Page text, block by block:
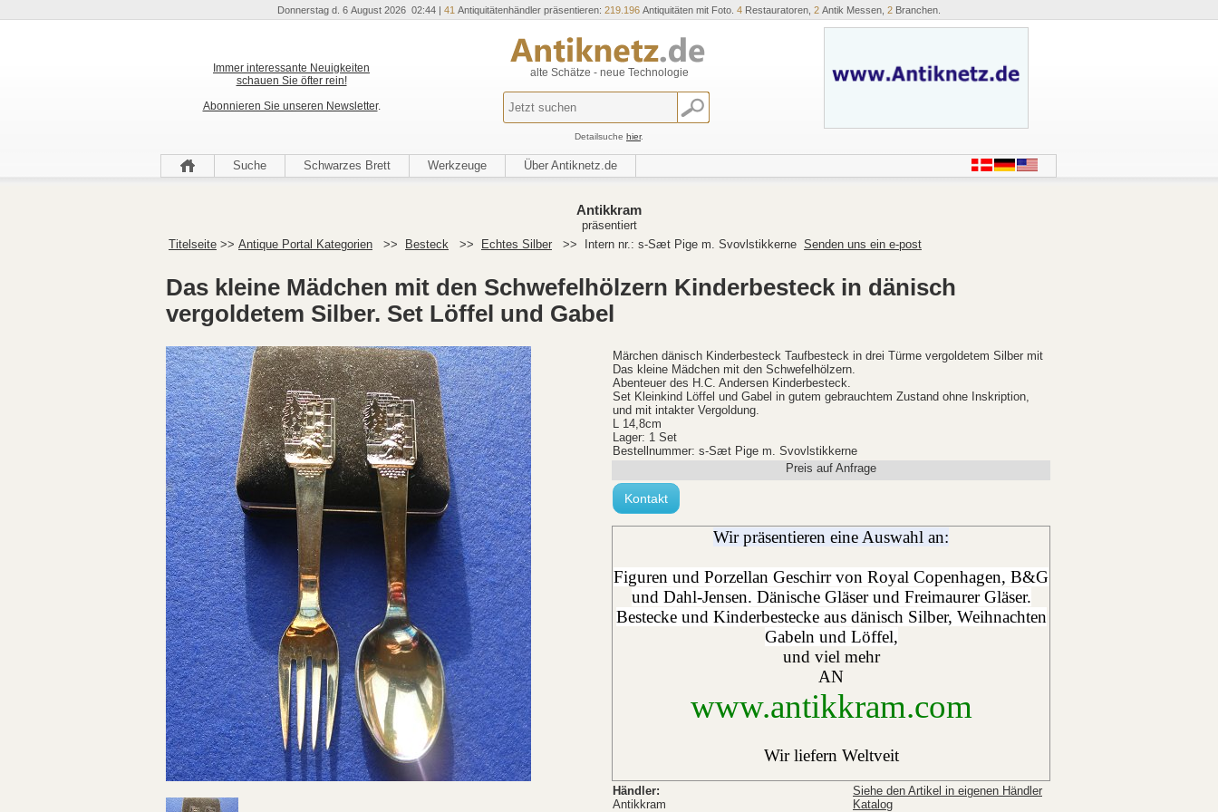
Donnerstag d. 6 August 2026 02:44 | 41 Antiquitätenhändler präsentieren: 219.196 Antiquitäten mit Foto. 4 Restauratoren, 2 Antik Messen, 2 Branchen.
Immer interessante Neuigkeiten
schauen Sie öfter rein!
Abonnieren Sie unseren Newsletter.
alte Schätze - neue Technologie
Detailsuche hier.
Suche Schwarzes Brett Werkzeuge Über Antiknetz.de
Antikkram
präsentiert
Titelseite >> Antique Portal Kategorien >> Besteck >> Echtes Silber >> Intern nr.: s-Sæt Pige m. Svovlstikkerne Senden uns ein e-post
Das kleine Mädchen mit den Schwefelhölzern Kinderbesteck in dänisch
vergoldetem Silber. Set Löffel und Gabel
Märchen dänisch Kinderbesteck Taufbesteck in drei Türme vergoldetem Silber mit
Das kleine Mädchen mit den Schwefelhölzern.
Abenteuer des H.C. Andersen Kinderbesteck.
Set Kleinkind Löffel und Gabel in gutem gebrauchtem Zustand ohne Inskription,
und mit intakter Vergoldung.
L 14,8cm
Lager: 1 Set
Bestellnummer: s-Sæt Pige m. Svovlstikkerne
Preis auf Anfrage
Kontakt
Wir präsentieren eine Auswahl an:
Figuren und Porzellan Geschirr von Royal Copenhagen, B&G
und Dahl-Jensen. Dänische Gläser und Freimaurer Gläser.
Bestecke und Kinderbestecke aus dänisch Silber, Weihnachten
Gabeln und Löffel,
und viel mehr
AN
www.antikkram.com
Wir liefern Weltveit
Händler:
Antikkram
Siehe den Artikel in eigenen Händler
Katalog